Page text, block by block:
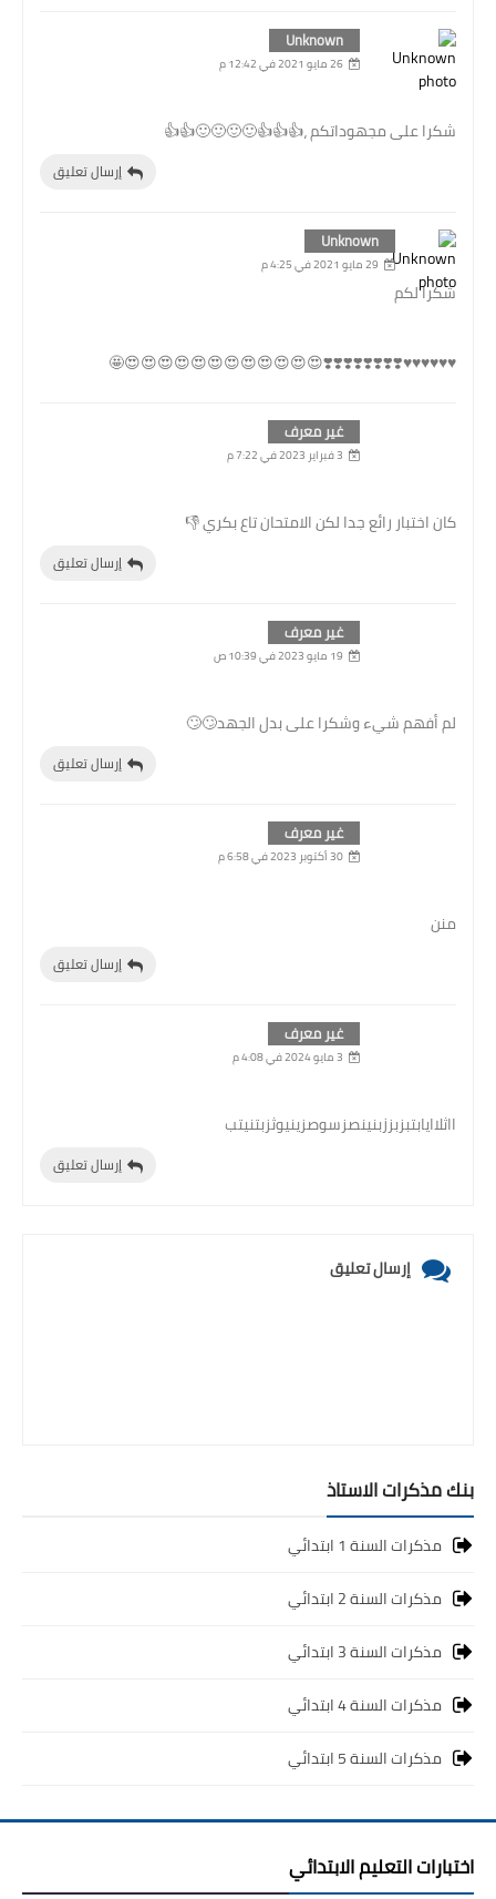
Unknown
26 مايو 2021 في 12:42 م
شكرا على مجهوداتكم ،👍👍👍🙂🙂🙂🙂👍👍
إرسال تعليق
Unknown
29 مايو 2021 في 4:25 م
شكرا لكم
♥️♥️♥️♥️♥️♥️❣️❣️❣️❣️❣️❣️❣️❣️😍😍😍😍😍😍😍😍😍😍😍😍🤩
غير معرف
3 فبراير 2023 في 7:22 م
كان اختبار رائع جدا لكن الامتحان تاع بكري 👎
إرسال تعليق
غير معرف
19 مايو 2023 في 10:39 ص
لم أفهم شيء وشكرا على بدل الجهد🙄🙄
إرسال تعليق
غير معرف
30 أكتوبر 2023 في 6:58 م
منن
إرسال تعليق
غير معرف
3 مايو 2024 في 4:08 م
ااثلاايابتبزبززبنينصزسوصزينيوثزبتنيتب
إرسال تعليق
إرسال تعليق
بنك مذكرات الاستاذ
مذكرات السنة 1 ابتدائي
مذكرات السنة 2 ابتدائي
مذكرات السنة 3 ابتدائي
مذكرات السنة 4 ابتدائي
مذكرات السنة 5 ابتدائي
اختبارات التعليم الابتدائي